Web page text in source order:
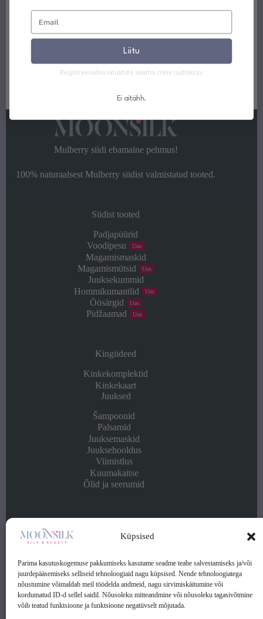
Küpsised
Parima kasutuskogemuse pakkumiseks kasutame seadme teabe salvestamiseks ja/või
juurdepääsemiseks selliseid tehnoloogiaid nagu küpsised. Nende tehnoloogiatega
nõustumine võimaldab meil töödelda andmeid, nagu sirvimiskäitumine või
kordumatud ID-d sellel saidil. Nõusoleku mitteandmine või nõusoleku tagasivõtmine
võib teatud funktsioone ja funktsioone negatiivselt mõjutada.
29,00€ - 33,00€Hinnavahemik:
Mulberry siidi ebamaine pehmus!
100% naturaalsest Mulberry siidist valmistatud tooted.
Siidist tooted
Padjapüürid
Voodipesu
Uus
Magamismaskid
Magamismütsid
Uus
Juuksekummid
Hommikumantlid
Uus
Öösärgid Uus
Pidžaamad Uus
Kingiideed
Kinkekomplektid
Kinkekaart
Juuksed
Šampoonid
Palsamid
Juuksemaskid
Juuksehooldus
Viimistlus
Kuumakaitse
Õlid ja seerumid
Kontakt
Privaatsuspoliitika
Kontakt:
Liitu
Registreerudes nõustute saama meie uudiskirju.
Ei aitähh.